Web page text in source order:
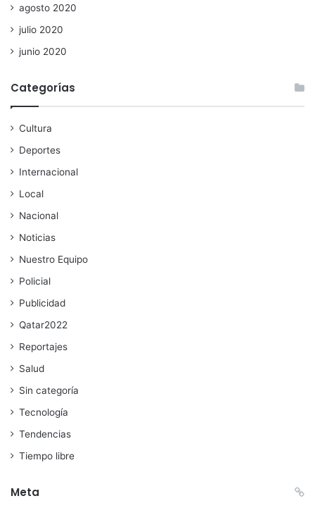
agosto 2020
julio 2020
junio 2020
Categorías
Cultura
Deportes
Internacional
Local
Nacional
Noticias
Nuestro Equipo
Policial
Publicidad
Qatar2022
Reportajes
Salud
Sin categoría
Tecnología
Tendencias
Tiempo libre
Meta